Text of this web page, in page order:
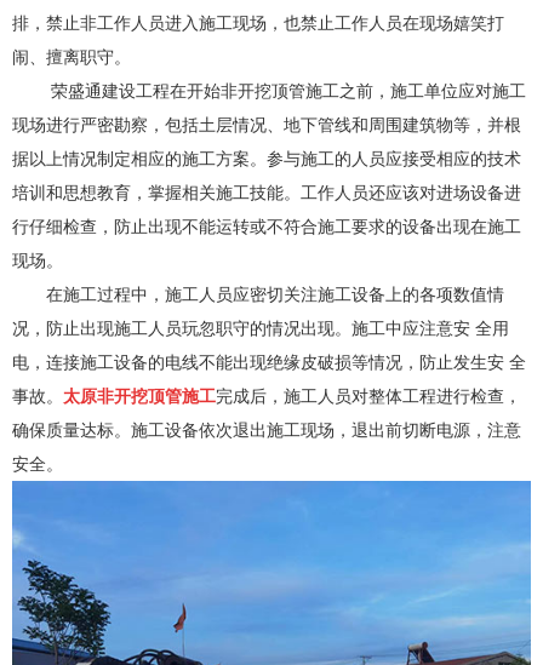
排，禁止非工作人员进入施工现场，也禁止工作人员在现场嬉笑打
闹、擅离职守。
荣盛通建设工程在开始非开挖顶管施工之前，施工单位应对施工
现场进行严密勘察，包括土层情况、地下管线和周围建筑物等，并根
据以上情况制定相应的施工方案。参与施工的人员应接受相应的技术
培训和思想教育，掌握相关施工技能。工作人员还应该对进场设备进
行仔细检查，防止出现不能运转或不符合施工要求的设备出现在施工
现场。
在施工过程中，施工人员应密切关注施工设备上的各项数值情
况，防止出现施工人员玩忽职守的情况出现。施工中应注意安 全用
电，连接施工设备的电线不能出现绝缘皮破损等情况，防止发生安 全
事故。 太原非开挖顶管施工完成后，施工人员对整体工程进行检查，
确保质量达标。施工设备依次退出施工现场，退出前切断电源，注意
安全。